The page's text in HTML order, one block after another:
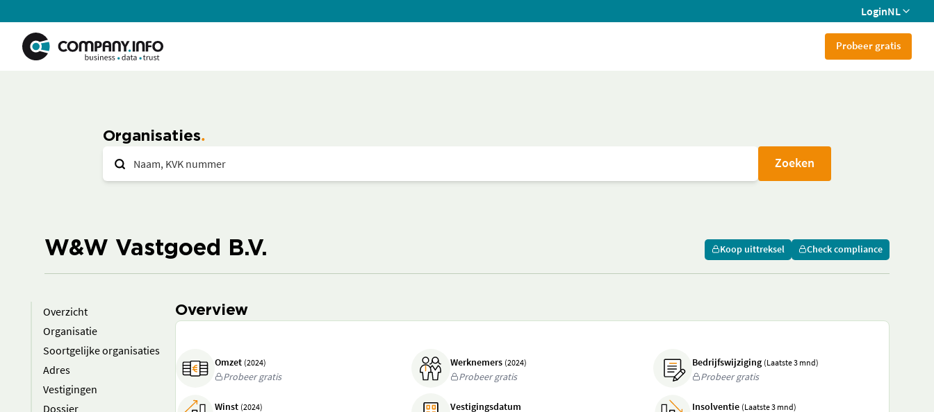
LoginNL
Probeer gratis
Organisaties
Zoeken
W&W Vastgoed B.V. Koop uittreksel Check compliance
Overzicht
Organisatie
Soortgelijke organisaties
Adres
Vestigingen
Dossier
Overview
Omzet (2024)
Probeer gratis
Werknemers (2024)
Probeer gratis
Bedrijfswijziging (Laatste 3 mnd)
Probeer gratis
Winst (2024)
Vestigingsdatum
Insolventie (Laatste 3 mnd)